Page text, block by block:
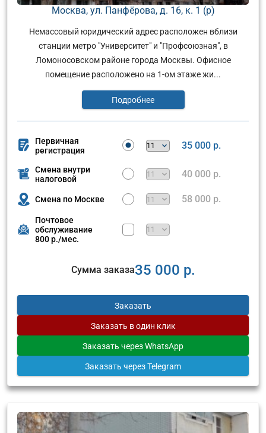
Москва, ул. Панфёрова, д. 16, к. 1 (р)
Немассовый юридический адрес расположен вблизи
станции метро "Университет" и "Профсоюзная", в
Ломоносовском районе города Москвы. Офисное
помещение расположено на 1-ом этаже жи...
Подробнее
Первичная
регистрация
35 000 р.
Смена внутри
налоговой
40 000 р.
Смена по Москве 58 000 р.
Почтовое
обслуживание
800 р./мес.
Сумма заказа35 000 р.
Заказать
Заказать в один клик
Заказать через WhatsApp
Заказать через Telegram